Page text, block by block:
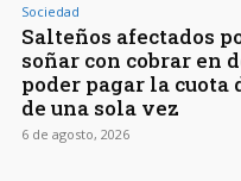
Sociedad
Salteños afectados
soñar con cobrar en
poder pagar la cuota
de una sola vez
6 de agosto, 2026